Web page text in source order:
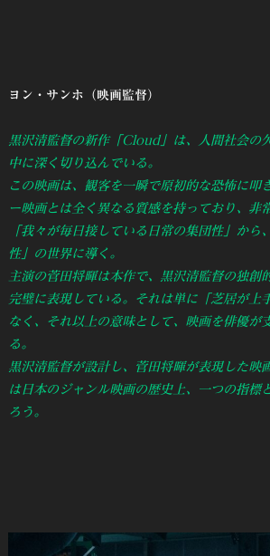
ヨン・サンホ（映画監督）
黒沢清監督の新作「Cloud」は、人間社会の
中に深く切り込んでいる。
この映画は、観客を一瞬で原初的な恐怖に叩
ー映画とは全く異なる質感を持っており、非
「我々が毎日接している日常の集団性」から
性」の世界に導く。
主演の菅田将暉は本作で、黒沢清監督の独創
完璧に表現している。それは単に「芝居が上
なく、それ以上の意味として、映画を俳優が
る。
黒沢清監督が設計し、菅田将暉が表現した映
は日本のジャンル映画の歴史上、一つの指標
ろう。